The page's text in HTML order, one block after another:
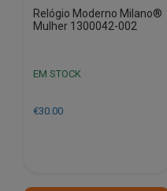
Relógio Moderno Milano®
Mulher 1300042-002
EM STOCK
€30.00